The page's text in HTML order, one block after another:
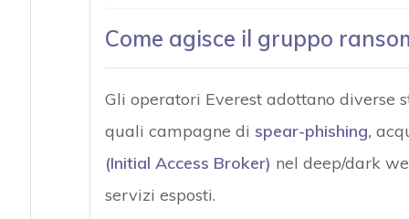
Come agisce il gruppo
Gli operatori Everest adottano
quali campagne di spear-phishing,
(Initial Access Broker) nel deep/dark
servizi esposti.